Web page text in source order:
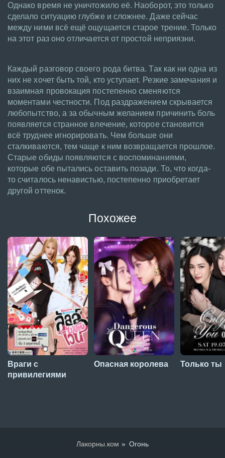
Однако время не уничтожило её. Наоборот, это только
сделало ситуацию глубже и сложнее. Даже сейчас
между ними всё ещё ощущается старое трение. Только
на этот раз оно отличается от простой неприязни.
Каждый разговор своего рода битва. Так как ни одна из
них не хочет быть той, кто уступает. Резкие замечания и
взаимная провокация постепенно сменяются
моментами честности. Под раздражением скрывается
любопытство, а за обычным желанием причинить боль
появляется странное влечение, которое становится
всё труднее игнорировать. Чем больше они
сталкиваются, тем чаще к ним возвращается прошлое.
Старые обиды появляются с воспоминаниями,
которые обе пытались оставить позади. То, что когда-
то считалось ненавистью, постепенно приобретает
другой оттенок.
Похожее
Враги с
привилегиями
Опасная королева Только ты
Лакорны.ком Огонь